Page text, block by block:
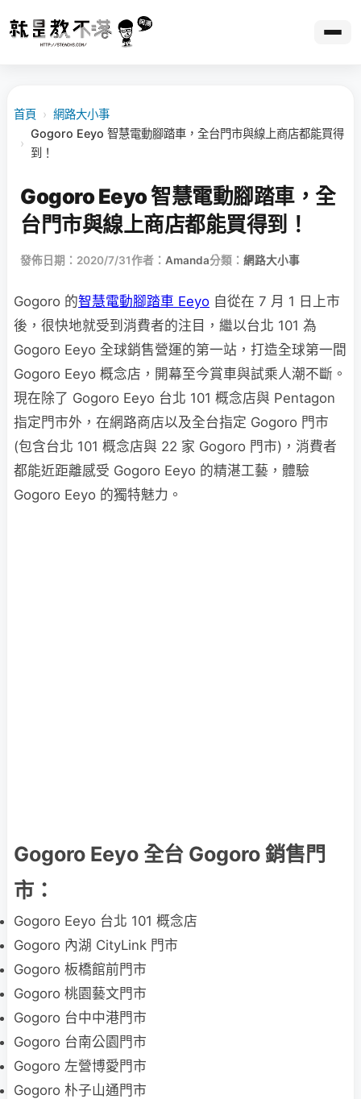
首頁 › 網路大小事
›
Gogoro Eeyo 智慧電動腳踏車，全台門市與線上商店都能買得
到！
Gogoro Eeyo 智慧電動腳踏車，全
台門市與線上商店都能買得到！
發佈日期：2020/7/31作者： Amanda分類： 網路大小事
Gogoro 的智慧電動腳踏車 Eeyo 自從在 7 月 1 日上市
後，很快地就受到消費者的注目，繼以台北 101 為
Gogoro Eeyo 全球銷售營運的第一站，打造全球第一間
Gogoro Eeyo 概念店，開幕至今賞車與試乘人潮不斷。
現在除了 Gogoro Eeyo 台北 101 概念店與 Pentagon
指定門市外，在網路商店以及全台指定 Gogoro 門市
(包含台北 101 概念店與 22 家 Gogoro 門市)，消費者
都能近距離感受 Gogoro Eeyo 的精湛工藝，體驗
Gogoro Eeyo 的獨特魅力。
Gogoro Eeyo 全台 Gogoro 銷售門
市：
Gogoro Eeyo 台北 101 概念店
Gogoro 內湖 CityLink 門市
Gogoro 板橋館前門市
Gogoro 桃園藝文門市
Gogoro 台中中港門市
Gogoro 台南公園門市
Gogoro 左營博愛門市
Gogoro 朴子山通門市